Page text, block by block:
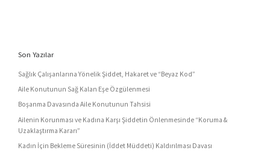
Son Yazılar
Sağlık Çalışanlarına Yönelik Şiddet, Hakaret ve “Beyaz Kod”
Aile Konutunun Sağ Kalan Eşe Özgülenmesi
Boşanma Davasında Aile Konutunun Tahsisi
Ailenin Korunması ve Kadına Karşı Şiddetin Önlenmesinde “Koruma &
Uzaklaştırma Kararı”
Kadın İçin Bekleme Süresinin (İddet Müddeti) Kaldırılması Davası